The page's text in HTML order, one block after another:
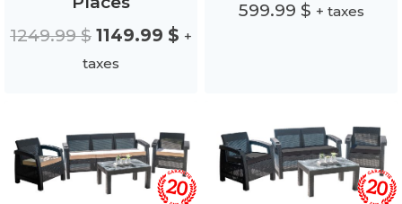
1249.99$ Le
prix
1249.99 $.
1149.99 $ Le
1149.99 $.
+
taxes
599.99 $ + taxes